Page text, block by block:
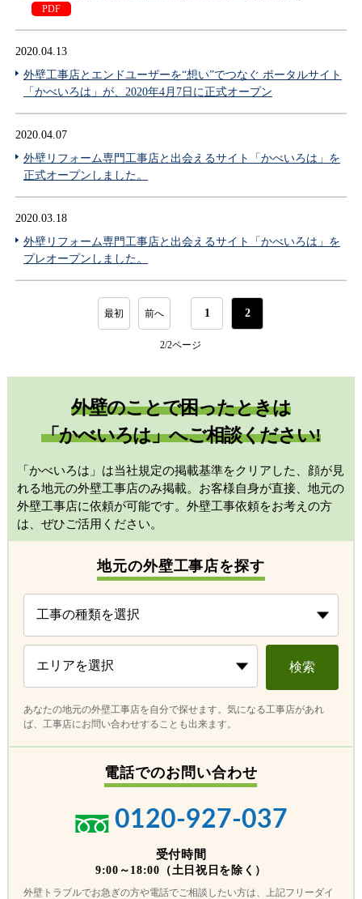
PDF
2020.04.13
外壁工事店とエンドユーザーを“想い”でつなぐ ポータルサイト
「かべいろは」が、2020年4月7日に正式オープン
2020.04.07
外壁リフォーム専門工事店と出会えるサイト「かべいろは」を
正式オープンしました。
2020.03.18
外壁リフォーム専門工事店と出会えるサイト「かべいろは」を
プレオープンしました。
最初 前へ 1 2
2/2ページ
外壁のことで困ったときは
「かべいろは」へご相談ください!
「かべいろは」は当社規定の掲載基準をクリアした、顔が見
れる地元の外壁工事店のみ掲載。お客様自身が直接、地元の
外壁工事店に依頼が可能です。外壁工事依頼をお考えの方
は、ぜひご活用ください。
地元の外壁工事店を探す
検索
あなたの地元の外壁工事店を自分で探せます。気になる工事店があれ
ば、工事店にお問い合わせすることも出来ます。
電話でのお問い合わせ
0120-927-037
受付時間
9:00～18:00（土日祝日を除く）
外壁トラブルでお急ぎの方や電話でご相談したい方は、上記フリーダイ